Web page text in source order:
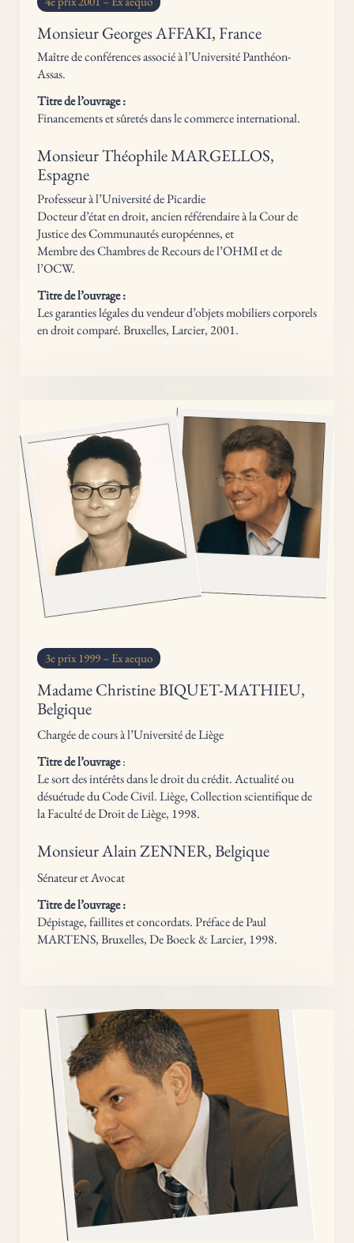
Monsieur Georges AFFAKI, France
Maître de conférences associé à l’Université Panthéon-
Assas.
Titre de l’ouvrage :
Financements et sûretés dans le commerce international.
Monsieur Théophile MARGELLOS,
Espagne
Professeur à l’Université de Picardie
Docteur d’état en droit, ancien référendaire à la Cour de
Justice des Communautés européennes, et
Membre des Chambres de Recours de l’OHMI et de
l’OCW.
Titre de l’ouvrage :
Les garanties légales du vendeur d’objets mobiliers corporels
en droit comparé. Bruxelles, Larcier, 2001.
3e prix 1999 – Ex aequo
Madame Christine BIQUET-MATHIEU,
Belgique
Chargée de cours à l’Université de Liège
Titre de l’ouvrage:
Le sort des intérêts dans le droit du crédit. Actualité ou
désuétude du Code Civil. Liège, Collection scientifique de
la Faculté de Droit de Liège, 1998.
Monsieur Alain ZENNER, Belgique
Sénateur et Avocat
Titre de l’ouvrage :
Dépistage, faillites et concordats. Préface de Paul
MARTENS, Bruxelles, De Boeck & Larcier, 1998.​